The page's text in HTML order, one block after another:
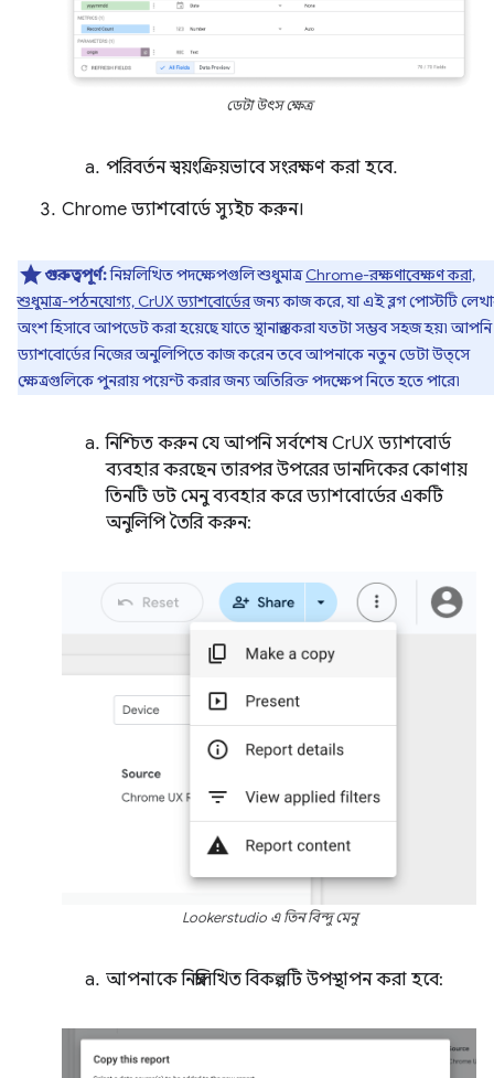
ডেটা উৎস ক্ষেত্র
পরিবর্তন স্বয়ংক্রিয়ভাবে সংরক্ষণ করা হবে.
Chrome ড্যাশবোর্ডে স্যুইচ করুন।
গুরুত্বপূর্ণ:নিম্নলিখিত পদক্ষেপগুলি শুধুমাত্রChrome-রক্ষণাবেক্ষণ করা,
শুধুমাত্র-পঠনযোগ্য, CrUX ড্যাশবোর্ডেরজন্য কাজ করে, যা এই ব্লগ পোস্টটি
অংশ হিসাবে আপডেট করা হয়েছে যাতে স্থানান্তর করা যতটা সম্ভব সহজ হয়৷ আপনি
ড্যাশবোর্ডের নিজের অনুলিপিতে কাজ করেন তবে আপনাকে নতুন ডেটা উত্সে
ক্ষেত্রগুলিকে পুনরায় পয়েন্ট করার জন্য অতিরিক্ত পদক্ষেপ নিতে হতে পারে৷
নিশ্চিত করুন যে আপনি সর্বশেষ CrUX ড্যাশবোর্ড
ব্যবহার করছেন তারপর উপরের ডানদিকের কোণায়
তিনটি ডট মেনু ব্যবহার করে ড্যাশবোর্ডের একটি
অনুলিপি তৈরি করুন:
Lookerstudio এ তিন বিন্দু মেনু
আপনাকে নিম্নলিখিত বিকল্পটি উপস্থাপন করা হবে: